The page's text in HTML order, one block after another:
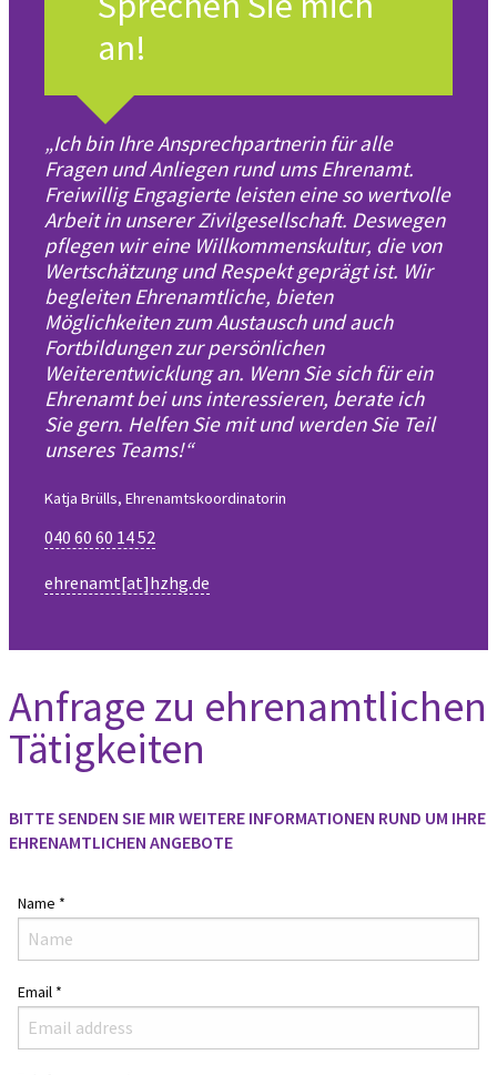
an!
„Ich bin Ihre Ansprechpartnerin für alle
Fragen und Anliegen rund ums Ehrenamt.
Freiwillig Engagierte leisten eine so wertvolle
Arbeit in unserer Zivilgesellschaft. Deswegen
pflegen wir eine Willkommenskultur, die von
Wertschätzung und Respekt geprägt ist. Wir
begleiten Ehrenamtliche, bieten
Möglichkeiten zum Austausch und auch
Fortbildungen zur persönlichen
Weiterentwicklung an. Wenn Sie sich für ein
Ehrenamt bei uns interessieren, berate ich
Sie gern. Helfen Sie mit und werden Sie Teil
unseres Teams!“
Katja Brülls, Ehrenamtskoordinatorin
040 60 60 14 52
ehrenamt[at]hzhg.de
Anfrage zu ehrenamtlichen
Tätigkeiten
BITTE SENDEN SIE MIR WEITERE INFORMATIONEN RUND UM IHRE
EHRENAMTLICHEN ANGEBOTE
Name *
Email *